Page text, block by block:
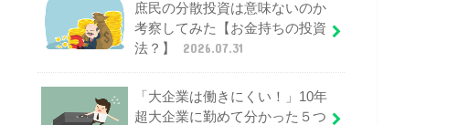
庶民の分散投資は意味ないのか
考察してみた【お金持ちの投資
法？】
2026.07.31
「大企業は働きにくい！」10年
超大企業に勤めて分かった５つ